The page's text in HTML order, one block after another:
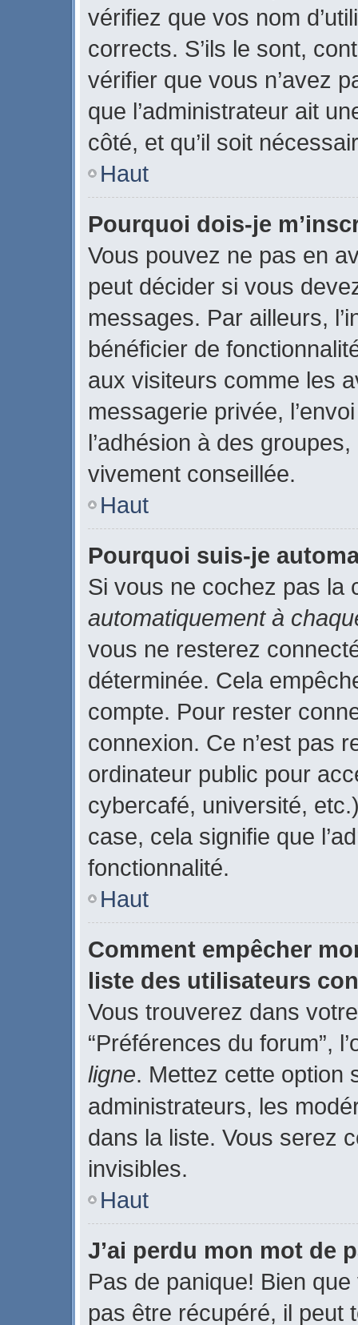
vérifiez que vos nom
corrects. S’ils le sont,
vérifier que vous n’avez
que l’administrateur ait
côté, et qu’il soit
Haut
Pourquoi dois-je
Vous pouvez ne pas en
peut décider si vous
messages. Par ailleurs,
bénéficier de
aux visiteurs comme les
messagerie privée,
l’adhésion à des
vivement conseillée.
Haut
Pourquoi suis-je
Si vous ne cochez pas la
automatiquement à
vous ne resterez
déterminée. Cela
compte. Pour rester
connexion. Ce n’est pas
ordinateur public pour
cybercafé, université,
case, cela signifie que
fonctionnalité.
Haut
Comment empêcher
liste des utilisateurs
Vous trouverez dans
“Préférences du forum”,
ligne. Mettez cette option
administrateurs, les
dans la liste. Vous serez
invisibles.
Haut
J’ai perdu mon mot de
Pas de panique! Bien
pas être récupéré, il peut